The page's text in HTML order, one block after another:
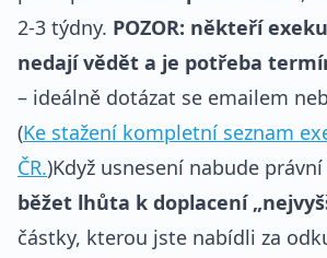
2-3 týdny. POZOR: někteří
nedají vědět a je potřeba
– ideálně dotázat se emailem
(Ke stažení kompletní seznam
ČR.)Když usnesení nabude
běžet lhůta k doplacení
částky, kterou jste nabídli za